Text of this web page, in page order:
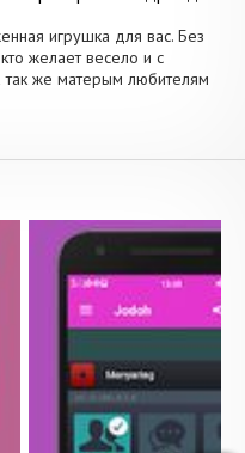
игрушка для вас. Без
желает весело и с
так же матерым любителям